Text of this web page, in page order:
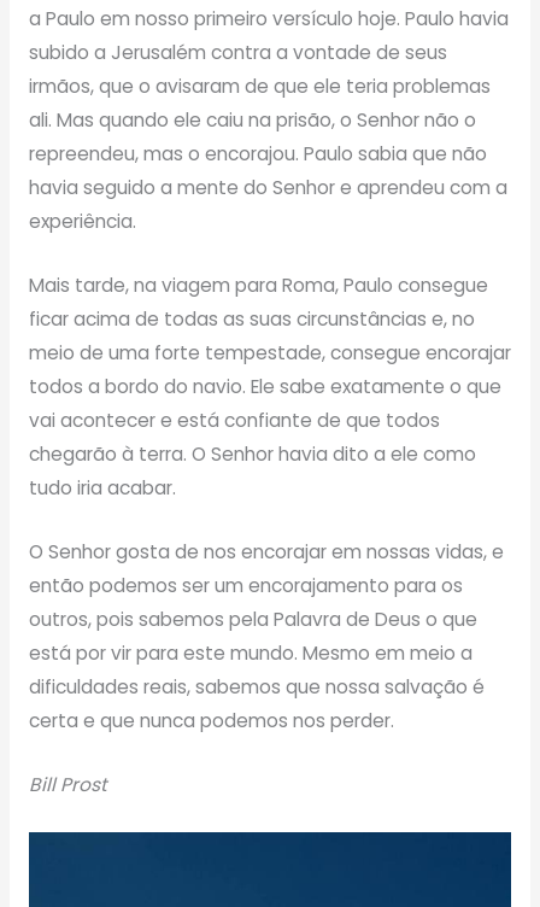
a Paulo em nosso primeiro versículo hoje. Paulo havia
subido a Jerusalém contra a vontade de seus
irmãos, que o avisaram de que ele teria problemas
ali. Mas quando ele caiu na prisão, o Senhor não o
repreendeu, mas o encorajou. Paulo sabia que não
havia seguido a mente do Senhor e aprendeu com a
experiência.
Mais tarde, na viagem para Roma, Paulo consegue
ficar acima de todas as suas circunstâncias e, no
meio de uma forte tempestade, consegue encorajar
todos a bordo do navio. Ele sabe exatamente o que
vai acontecer e está confiante de que todos
chegarão à terra. O Senhor havia dito a ele como
tudo iria acabar.
O Senhor gosta de nos encorajar em nossas vidas, e
então podemos ser um encorajamento para os
outros, pois sabemos pela Palavra de Deus o que
está por vir para este mundo. Mesmo em meio a
dificuldades reais, sabemos que nossa salvação é
certa e que nunca podemos nos perder.
Bill Prost